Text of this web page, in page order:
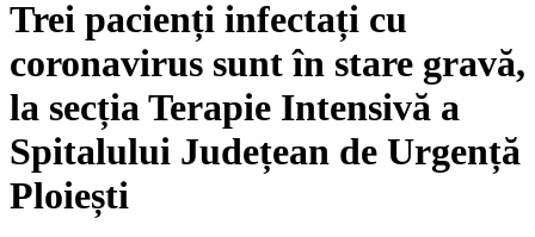
Trei pacienți infectați cu
coronavirus sunt în stare gravă,
la secția Terapie Intensivă a
Spitalului Județean de Urgență
Ploiești